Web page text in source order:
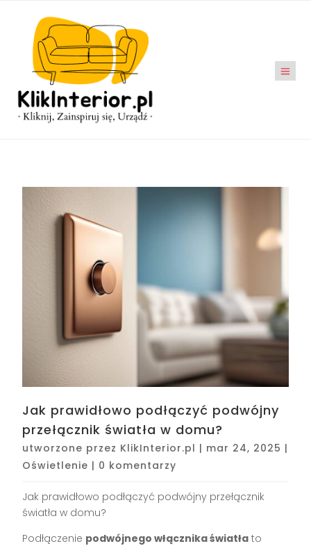
Jak prawidłowo podłączyć podwójny
przełącznik światła w domu?
utworzone przez KlikInterior.pl | mar 24, 2025 |
Oświetlenie | 0 komentarzy
Jak prawidłowo podłączyć podwójny przełącznik
światła w domu?
Podłączenie podwójnego włącznika światła to